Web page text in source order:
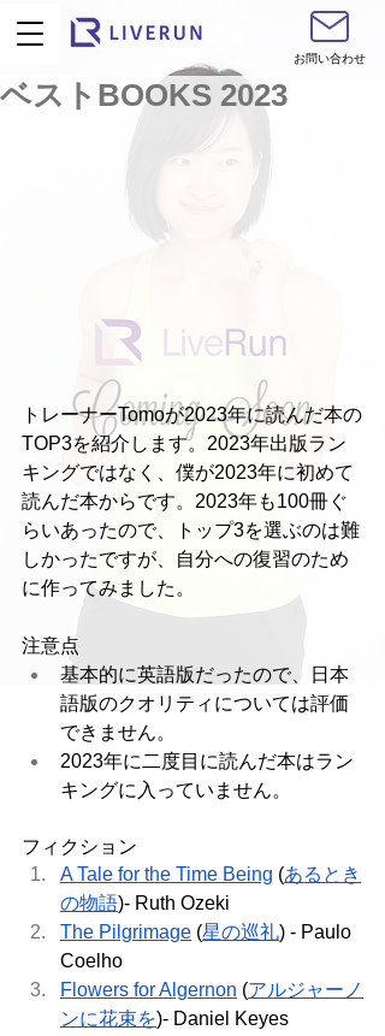
お問い合わせ
ベストBOOKS 2023
トレーナーTomoが2023年に読んだ本の
TOP3を紹介します。2023年出版ラン
キングではなく、僕が2023年に初めて
読んだ本からです。2023年も100冊ぐ
らいあったので、トップ3を選ぶのは難
しかったですが、自分への復習のため
に作ってみました。
注意点
基本的に英語版だったので、日本
語版のクオリティについては評価
できません。
2023年に二度目に読んだ本はラン
キングに入っていません。
フィクション
A Tale for the Time Being (あるとき
の物語)- Ruth Ozeki
The Pilgrimage (星の巡礼) - Paulo
Coelho
Flowers for Algernon (アルジャーノ
ンに花束を)- Daniel Keyes